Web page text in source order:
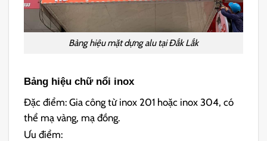
Bảng hiệu mặt dựng alu tại Đắk Lắk
Bảng hiệu chữ nổi inox
Đặc điểm: Gia công từ inox 201 hoặc inox 304, có
thể mạ vàng, mạ đồng.
Ưu điểm: